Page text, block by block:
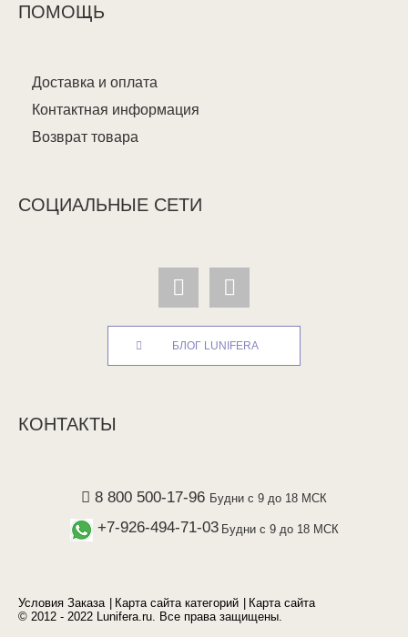
ПОМОЩЬ
Доставка и оплата
Контактная информация
Возврат товара
СОЦИАЛЬНЫЕ СЕТИ
БЛОГ LUNIFERA
КОНТАКТЫ
8 800 500-17-96 Будни с 9 до 18 МСК
+7-926-494-71-03 Будни с 9 до 18 МСК
Условия Заказа Карта сайта категорий
Карта сайта
© 2012 - 2022 Lunifera.ru. Все права защищены.